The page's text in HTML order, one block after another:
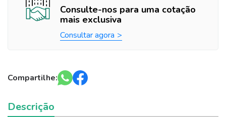
Consulte-nos para uma cotação
mais exclusiva
Consultar agora
Compartilhe:
Descrição